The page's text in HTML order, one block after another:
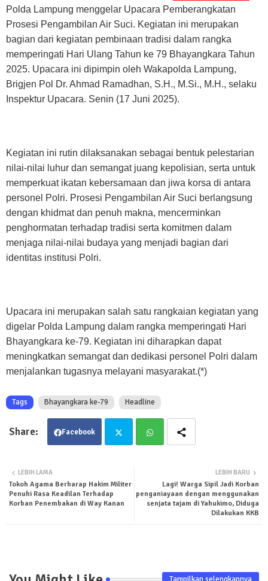
Polda Lampung menggelar Upacara Pemberangkatan
Prosesi Pengambilan Air Suci. Kegiatan ini merupakan
bagian dari kegiatan pembinaan tradisi dalam rangka
memperingati Hari Ulang Tahun ke 79 Bhayangkara Tahun
2025. Upacara ini dipimpin oleh Wakapolda Lampung,
Brigjen Pol Dr. Ahmad Ramadhan, S.H., M.Si., M.H., selaku
Inspektur Upacara. Senin (17 Juni 2025).
Kegiatan ini rutin dilaksanakan sebagai bentuk pelestarian
nilai-nilai luhur dan semangat juang kepolisian, serta untuk
memperkuat ikatan kebersamaan dan jiwa korsa di antara
personel Polri. Prosesi Pengambilan Air Suci berlangsung
dengan khidmat dan penuh makna, mencerminkan
penghormatan terhadap tradisi serta komitmen dalam
menjaga nilai-nilai budaya yang menjadi bagian dari
identitas institusi Polri.
Upacara ini merupakan salah satu rangkaian kegiatan yang
digelar Polda Lampung dalam rangka memperingati Hari
Bhayangkara ke-79. Kegiatan ini diharapkan dapat
meningkatkan semangat dan dedikasi personel Polri dalam
menjalankan tugasnya melayani masyarakat.(*)
Tags Bhayangkara ke-79 Headline
Facebook
ter
LEBIH BARU
Lagi! Warga Sipil Jadi Korban
penganiayaan dengan menggunakan
senjata tajam di Yahukimo, Diduga
Dilakukan KKB
LEBIH LAMA
Tokoh Agama Berharap Hakim Militer
Penuhi Rasa Keadilan Terhadap
Korban Penembakan di Way Kanan
Tampilkan selengkapnya